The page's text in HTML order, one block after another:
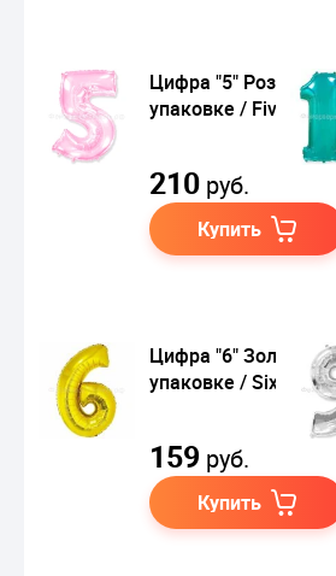
Цифра "5" Розовая в
упаковке / Five
210 руб.
Купить
Цифра "6" Золото в
упаковке / Six 86 см
159 руб.
Купить